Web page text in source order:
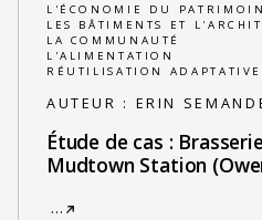
L'ÉCONOMIE DU
LES BÂTIMENTS ET
LA COMMUNAUTÉ
L'ALIMENTATION
RÉUTILISATION ADAPTATIVE
AUTEUR : ERIN
Étude de cas :
Mudtown Station
…